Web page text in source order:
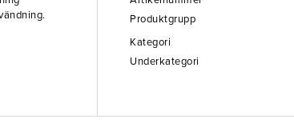
Produktgrupp
Kategori
Underkategori